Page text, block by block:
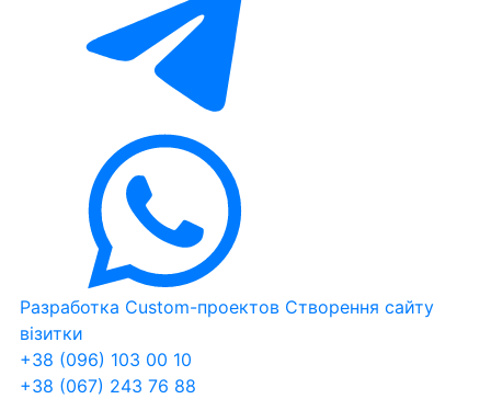
Разработка Custom-проектов Створення сайту
візитки
+38 (096) 103 00 10
+38 (067) 243 76 88